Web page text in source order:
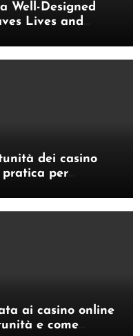
Well-Designed
Lives and
dei casino
pratica per
ai casino online
e come